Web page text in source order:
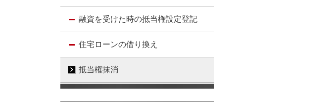
融資を受けた時の抵当権設定登記
住宅ローンの借り換え
抵当権抹消